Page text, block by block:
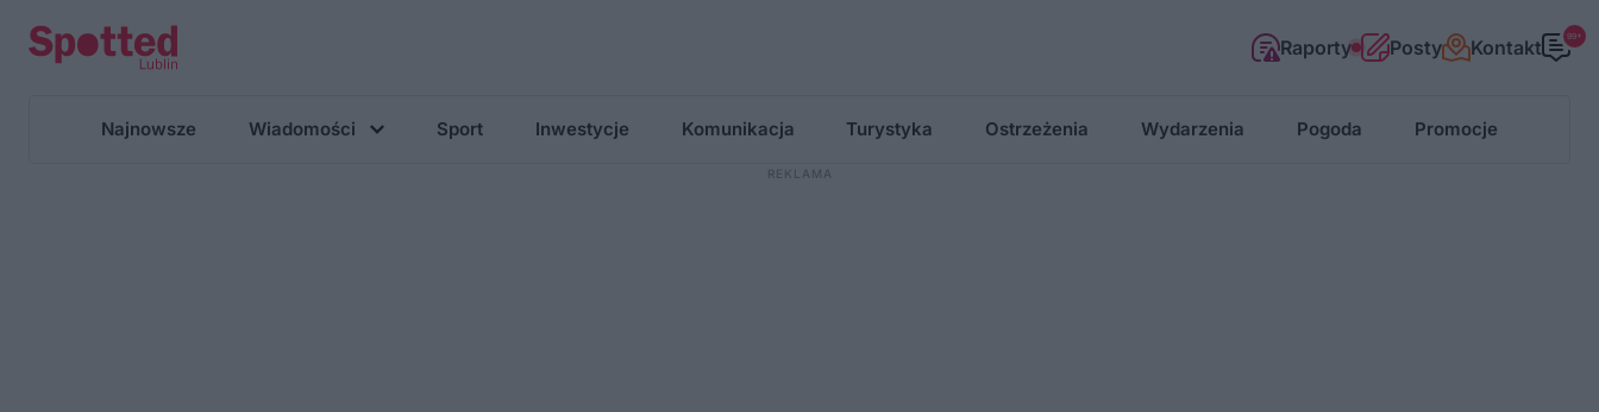
Raporty Posty Kontakt 99+
Najnowsze Wiadomości Sport Inwestycje Komunikacja Turystyka Ostrzeżenia Wydarzenia Pogoda Promocje